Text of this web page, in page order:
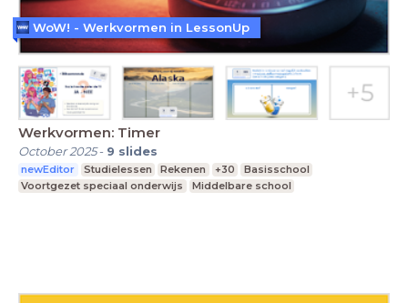
Werkvormen: Timer
October 2025- 9 slides
newEditor Studielessen Rekenen +30
Basisschool
Voortgezet speciaal onderwijs
Middelbare school
WoW! - Werkvormen in LessonUp